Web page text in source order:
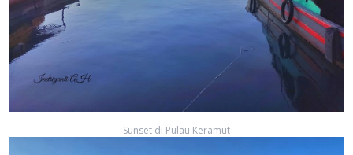
Sunset di Pulau Keramut